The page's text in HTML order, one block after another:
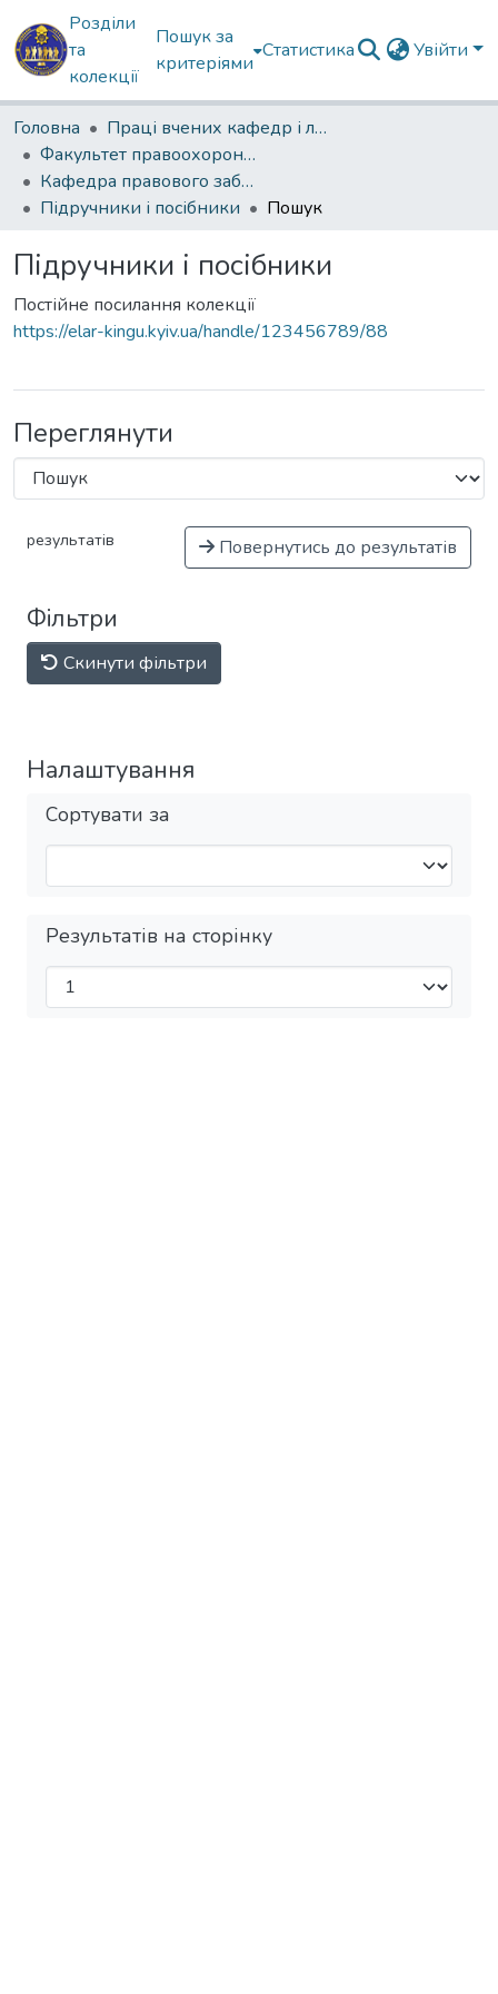
Розділи
та
колекції
Пошук за
критеріями
Статистика Увійти
Головна
Праці вчених кафедр і лабораторій
Факультет правоохоронної діяльності
Кафедра правового забезпечення та правоохоронної діяльності Національної гвардії України
Підручники і посібники
Пошук
Підручники і посібники
Постійне посилання колекції
https://elar-kingu.kyiv.ua/handle/123456789/88
Переглянути
результатів Повернутись до результатів
Фільтри
Скинути фільтри
Налаштування
Сортувати за
Результатів на сторінку